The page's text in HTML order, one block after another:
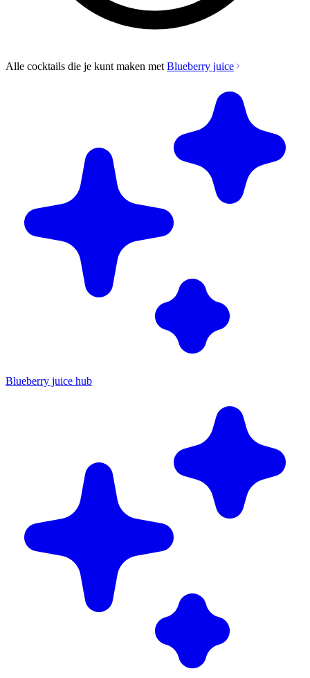
Alle cocktails die je kunt maken met Blueberry juice
Blueberry juice hub